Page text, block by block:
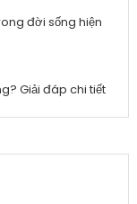
đời sống hiện
Giải đáp chi tiết